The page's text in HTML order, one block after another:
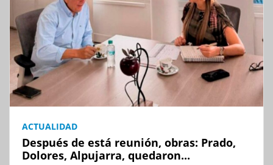
ACTUALIDAD
Después de está reunión, obras: Prado,
Dolores, Alpujarra, quedaron...